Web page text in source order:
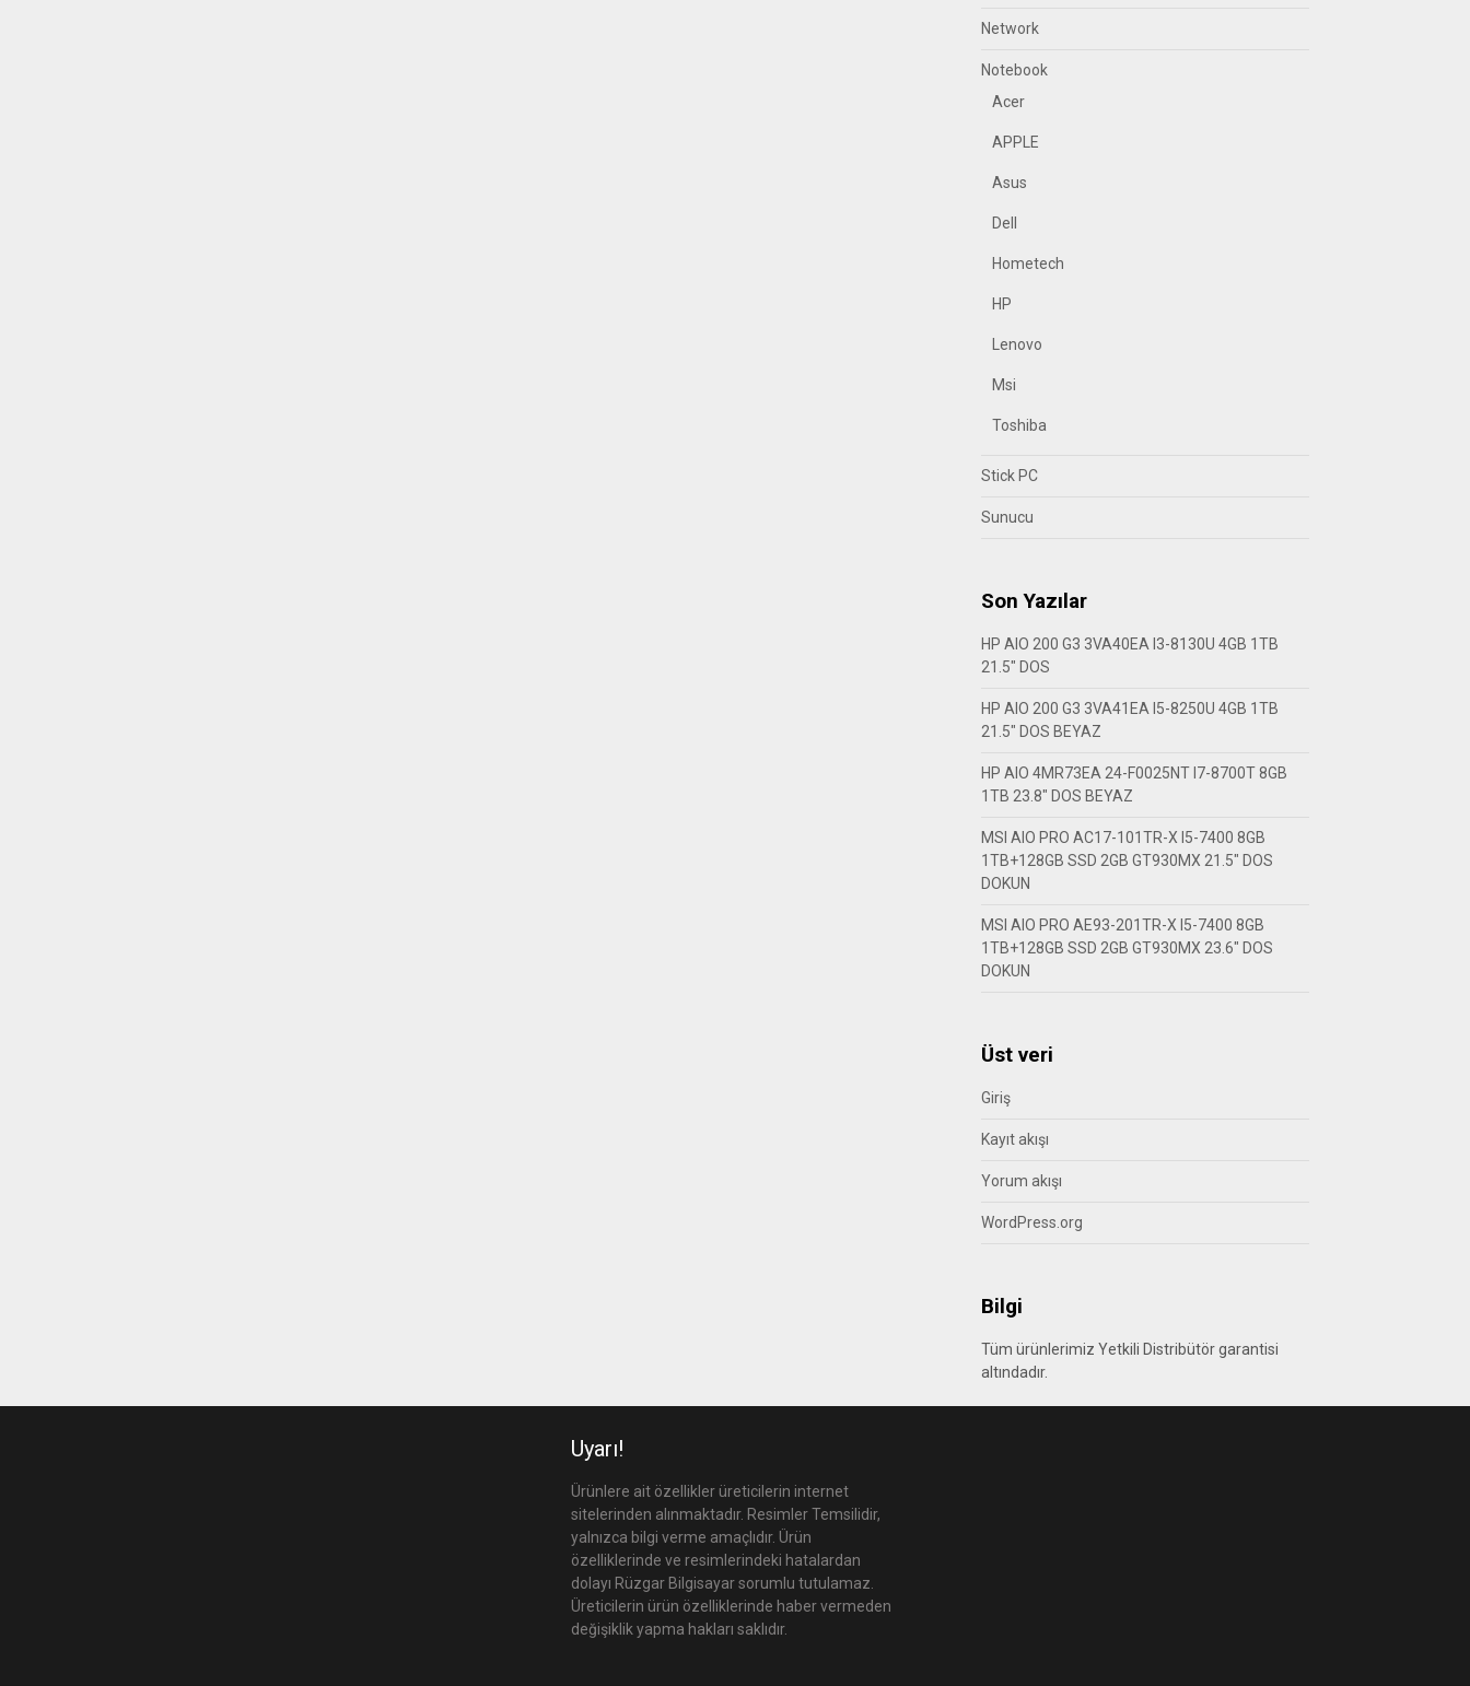
Network
Notebook
Acer
APPLE
Asus
Dell
Hometech
HP
Lenovo
Msi
Toshiba
Stick PC
Sunucu
Son Yazılar
HP AIO 200 G3 3VA40EA I3-8130U 4GB 1TB
21.5″ DOS
HP AIO 200 G3 3VA41EA I5-8250U 4GB 1TB
21.5″ DOS BEYAZ
HP AIO 4MR73EA 24-F0025NT I7-8700T 8GB
1TB 23.8″ DOS BEYAZ
MSI AIO PRO AC17-101TR-X I5-7400 8GB
1TB+128GB SSD 2GB GT930MX 21.5″ DOS
DOKUN
MSI AIO PRO AE93-201TR-X I5-7400 8GB
1TB+128GB SSD 2GB GT930MX 23.6″ DOS
DOKUN
Üst veri
Giriş
Kayıt akışı
Yorum akışı
WordPress.org
Bilgi
Tüm ürünlerimiz Yetkili Distribütör garantisi
altındadır.
Uyarı!
Ürünlere ait özellikler üreticilerin internet
sitelerinden alınmaktadır. Resimler Temsilidir,
yalnızca bilgi verme amaçlıdır. Ürün
özelliklerinde ve resimlerindeki hatalardan
dolayı Rüzgar Bilgisayar sorumlu tutulamaz.
Üreticilerin ürün özelliklerinde haber vermeden
değişiklik yapma hakları saklıdır.